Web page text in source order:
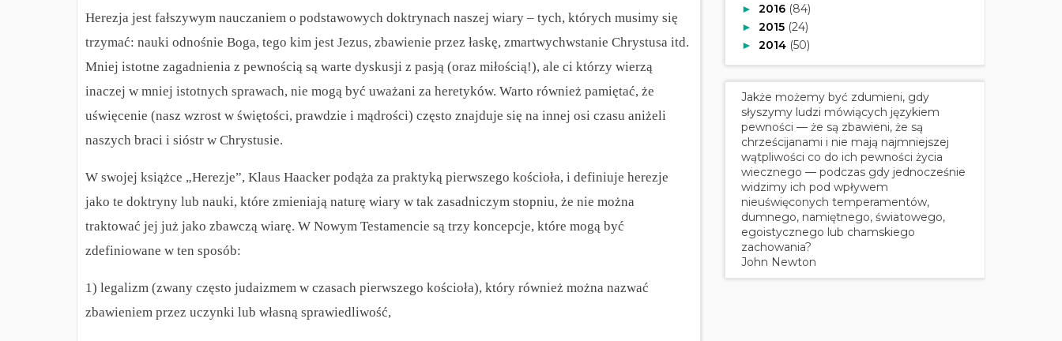
Herezja jest fałszywym nauczaniem o podstawowych doktrynach naszej wiary – tych, których musimy się
trzymać: nauki odnośnie Boga, tego kim jest Jezus, zbawienie przez łaskę, zmartwychwstanie Chrystusa itd.
Mniej istotne zagadnienia z pewnością są warte dyskusji z pasją (oraz miłością!), ale ci którzy wierzą
inaczej w mniej istotnych sprawach, nie mogą być uważani za heretyków. Warto również pamiętać, że
uświęcenie (nasz wzrost w świętości, prawdzie i mądrości) często znajduje się na innej osi czasu aniżeli
naszych braci i sióstr w Chrystusie.
W swojej książce „Herezje”, Klaus Haacker podąża za praktyką pierwszego kościoła, i definiuje herezje
jako te doktryny lub nauki, które zmieniają naturę wiary w tak zasadniczym stopniu, że nie można
traktować jej już jako zbawczą wiarę. W Nowym Testamencie są trzy koncepcje, które mogą być
zdefiniowane w ten sposób:
1) legalizm (zwany często judaizmem w czasach pierwszego kościoła), który również można nazwać
zbawieniem przez uczynki lub własną sprawiedliwość,
► 2016 (84)
► 2015 (24)
► 2014 (50)
Jakże możemy być zdumieni, gdy
słyszymy ludzi mówiących językiem
pewności — że są zbawieni, że są
chrześcijanami i nie mają najmniejszej
wątpliwości co do ich pewności życia
wiecznego — podczas gdy jednocześnie
widzimy ich pod wpływem
nieuświęconych temperamentów,
dumnego, namiętnego, światowego,
egoistycznego lub chamskiego
zachowania?
John Newton